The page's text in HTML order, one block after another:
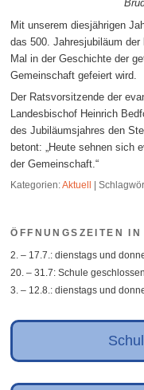
Mit unserem diesjährigen
das 500. Jahresjubiläum
Mal in der Geschichte der
Gemeinschaft gefeiert wird.
Der Ratsvorsitzende der
Landesbischof Heinrich
des Jubiläumsjahres den
betont: „Heute sehnen sich
der Gemeinschaft.“
Kategorien:Aktuell |
ÖFFNUNGSZEITEN
2. – 17.7.: dienstags und
20. – 31.7: Schule geschlossen
3. – 12.8.: dienstags und